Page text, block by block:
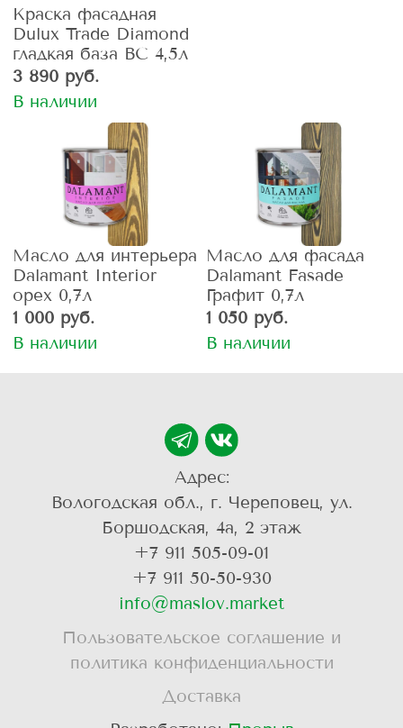
Краска фасадная
Dulux Trade Diamond
гладкая база ВС 4,5л
3 890 руб.
В наличии
Масло для интерьера
Dalamant Interior
орех 0,7л
1 000 руб.
В наличии
Масло для фасада
Dalamant Fasade
Графит 0,7л
1 050 руб.
В наличии
Адрес:
Вологодская обл., г. Череповец, ул.
Боршодская, 4а, 2 этаж
+7 911 505-09-01
+7 911 50-50-930
info@maslov.market
Пользовательское соглашение и
политика конфиденциальности
Доставка